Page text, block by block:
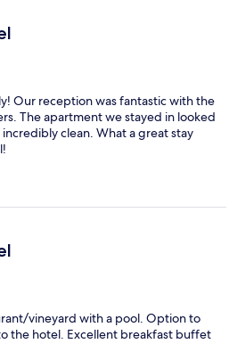
Our reception was fantastic with the
The apartment we stayed in looked
clean. What a great stay
vineyard with a pool. Option to
the hotel. Excellent breakfast buffet